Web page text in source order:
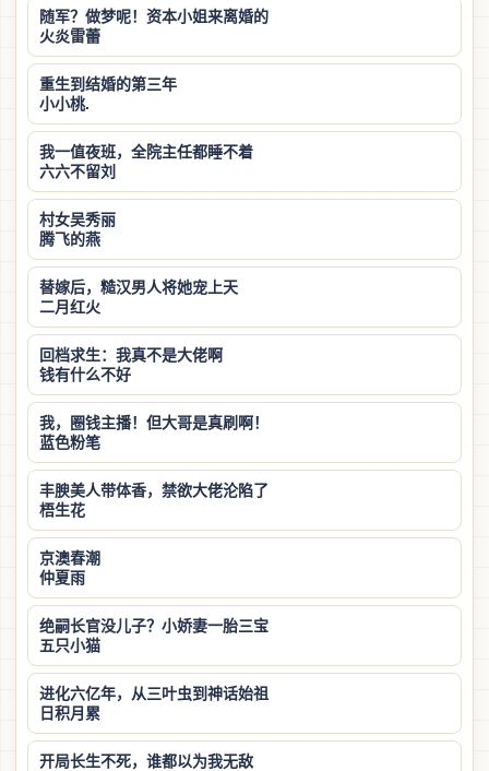
随军？做梦呢！资本小姐来离婚的
火炎雷蕾
重生到结婚的第三年
小小桃.
我一值夜班，全院主任都睡不着
六六不留刘
村女吴秀丽
腾飞的燕
替嫁后，糙汉男人将她宠上天
二月红火
回档求生：我真不是大佬啊
钱有什么不好
我，圈钱主播！但大哥是真刷啊！
蓝色粉笔
丰腴美人带体香，禁欲大佬沦陷了
梧生花
京澳春潮
仲夏雨
绝嗣长官没儿子？小娇妻一胎三宝
五只小猫
进化六亿年，从三叶虫到神话始祖
日积月累
开局长生不死，谁都以为我无敌